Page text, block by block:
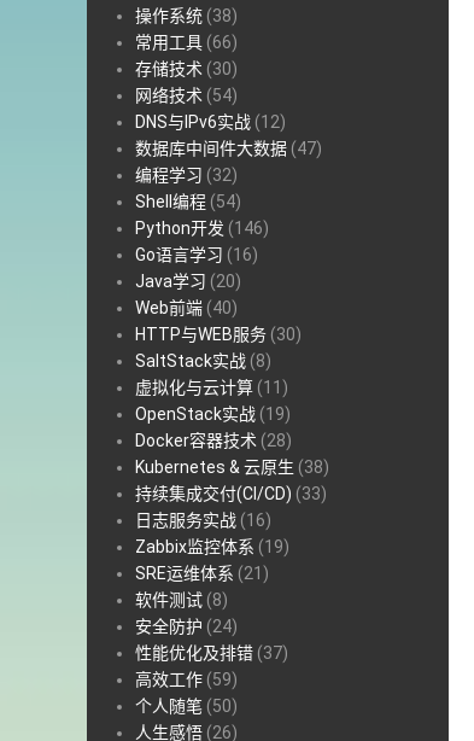
操作系统 (38)
常用工具 (66)
存储技术 (30)
网络技术 (54)
DNS与IPv6实战 (12)
数据库中间件大数据 (47)
编程学习 (32)
Shell编程 (54)
Python开发 (146)
Go语言学习 (16)
Java学习 (20)
Web前端 (40)
HTTP与WEB服务 (30)
SaltStack实战 (8)
虚拟化与云计算 (11)
OpenStack实战 (19)
Docker容器技术 (28)
Kubernetes & 云原生 (38)
持续集成交付(CI/CD) (33)
日志服务实战 (16)
Zabbix监控体系 (19)
SRE运维体系 (21)
软件测试 (8)
安全防护 (24)
性能优化及排错 (37)
高效工作 (59)
个人随笔 (50)
人生感悟 (26)